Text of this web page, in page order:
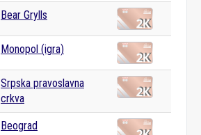
Bear Grylls
Monopol (igra)
Srpska pravoslavna
crkva
Beograd